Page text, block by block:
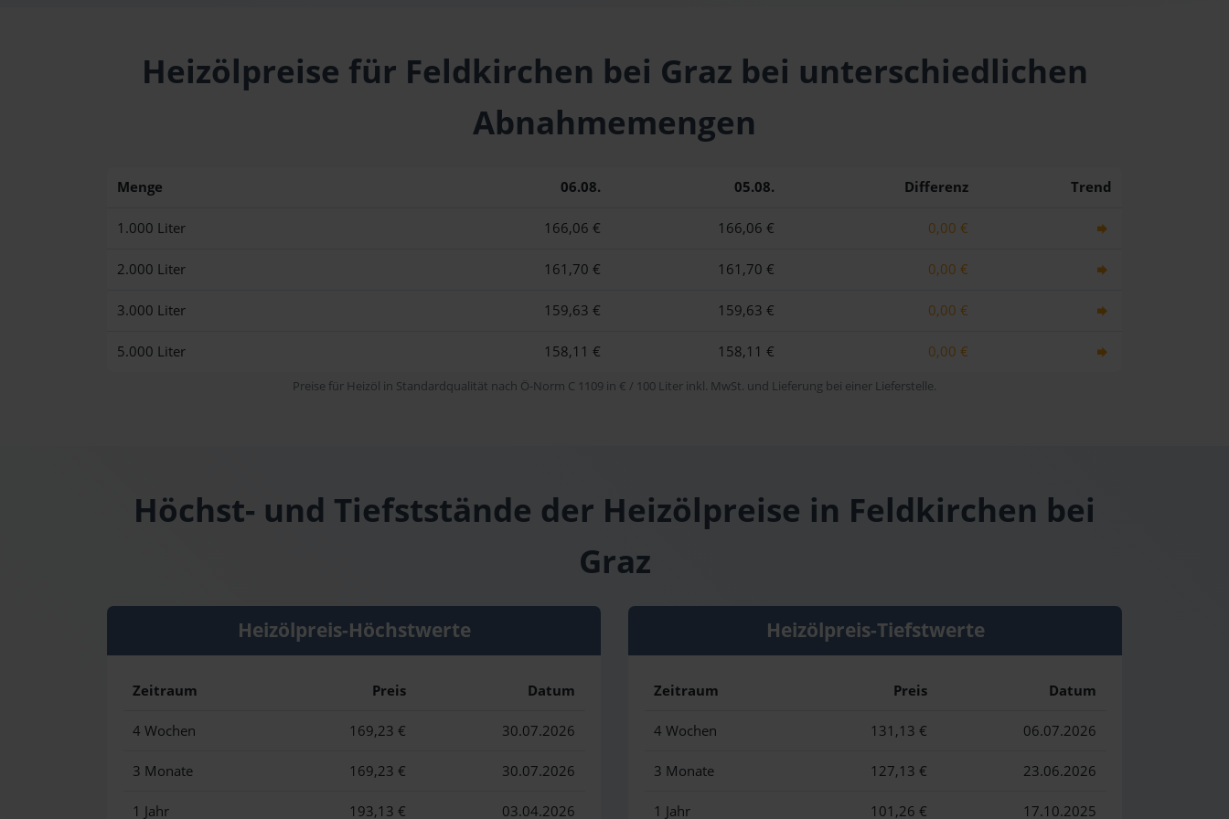
Heizölpreise für Feldkirchen bei Graz bei unterschiedlichen
Abnahmemengen
Menge 06.08. 05.08. Differenz Trend
1.000 Liter 166,06 € 166,06 € 0,00 €
2.000 Liter 161,70 € 161,70 € 0,00 €
3.000 Liter 159,63 € 159,63 € 0,00 €
5.000 Liter 158,11 € 158,11 € 0,00 €
Preise für Heizöl in Standardqualität nach Ö-Norm C 1109 in € / 100 Liter inkl. MwSt. und Lieferung bei einer Lieferstelle.
Höchst- und Tiefststände der Heizölpreise in Feldkirchen bei
Graz
Heizölpreis-Höchstwerte
Zeitraum Preis Datum
4 Wochen 169,23 € 30.07.2026
3 Monate 169,23 € 30.07.2026
1 Jahr 193,13 € 03.04.2026
Heizölpreis-Tiefstwerte
Zeitraum Preis Datum
4 Wochen 131,13 € 06.07.2026
3 Monate 127,13 € 23.06.2026
1 Jahr 101,26 € 17.10.2025